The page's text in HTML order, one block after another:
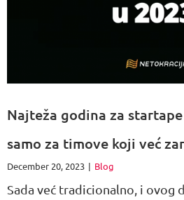
Najteža godina za
samo za timove koji već
December 20, 2023 | Blog
Sada već tradicionalno, i ovog